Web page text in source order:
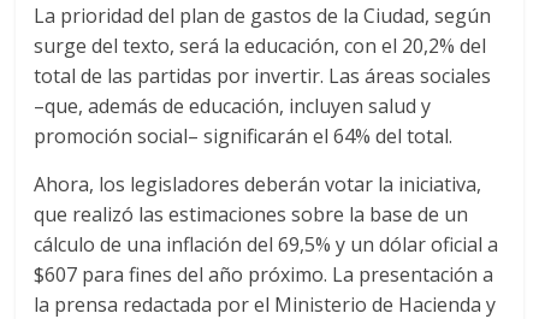
La prioridad del plan de gastos de la Ciudad, según
surge del texto, será la educación, con el 20,2% del
total de las partidas por invertir. Las áreas sociales
–que, además de educación, incluyen salud y
promoción social– significarán el 64% del total.
Ahora, los legisladores deberán votar la iniciativa,
que realizó las estimaciones sobre la base de un
cálculo de una inflación del 69,5% y un dólar oficial a
$607 para fines del año próximo. La presentación a
la prensa redactada por el Ministerio de Hacienda y